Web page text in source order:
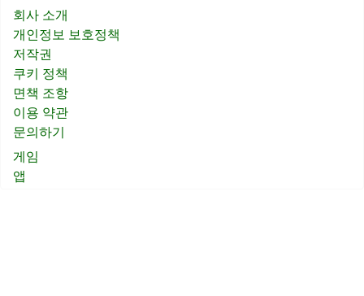
회사 소개
개인정보 보호정책
저작권
쿠키 정책
면책 조항
이용 약관
문의하기
게임
앱